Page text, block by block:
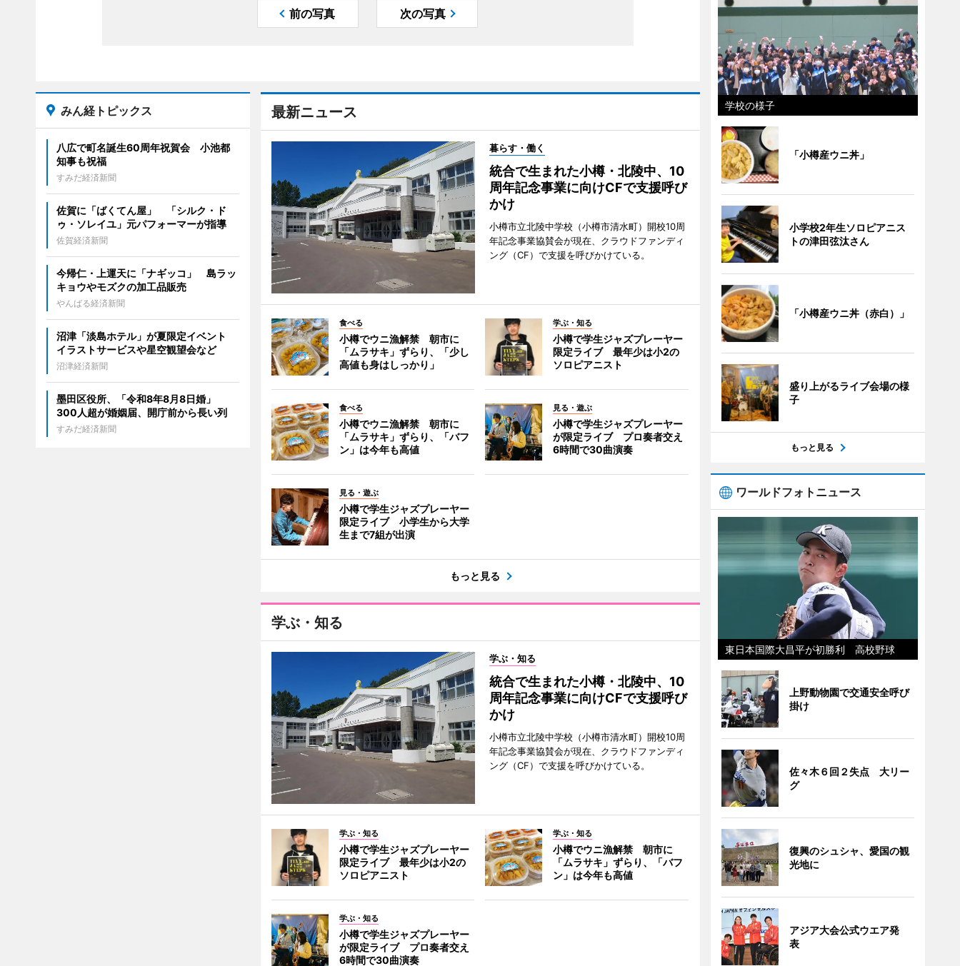
前の写真 次の写真
最新ニュース
暮らす・働く
統合で生まれた小樽・北陵中、10
周年記念事業に向けCFで支援呼び
かけ
小樽市立北陵中学校（小樽市清水町）開校10周
年記念事業協賛会が現在、クラウドファンディ
ング（CF）で支援を呼びかけている。
食べる
小樽でウニ漁解禁 朝市に
「ムラサキ」ずらり、「少し
高値も身はしっかり」
学ぶ・知る
小樽で学生ジャズプレーヤー
限定ライブ 最年少は小2の
ソロピアニスト
食べる
小樽でウニ漁解禁 朝市に
「ムラサキ」ずらり、「バフ
ン」は今年も高値
見る・遊ぶ
小樽で学生ジャズプレーヤー
が限定ライブ プロ奏者交え
6時間で30曲演奏
見る・遊ぶ
小樽で学生ジャズプレーヤー
限定ライブ 小学生から大学
生まで7組が出演
もっと見る
学ぶ・知る
学ぶ・知る
統合で生まれた小樽・北陵中、10
周年記念事業に向けCFで支援呼び
かけ
小樽市立北陵中学校（小樽市清水町）開校10周
年記念事業協賛会が現在、クラウドファンディ
ング（CF）で支援を呼びかけている。
学ぶ・知る
小樽で学生ジャズプレーヤー
限定ライブ 最年少は小2の
ソロピアニスト
学ぶ・知る
小樽でウニ漁解禁 朝市に
「ムラサキ」ずらり、「バフ
ン」は今年も高値
学ぶ・知る
小樽で学生ジャズプレーヤー
が限定ライブ プロ奏者交え
6時間で30曲演奏
みん経トピックス
八広で町名誕生60周年祝賀会 小池都
知事も祝福
すみだ経済新聞
佐賀に「ばくてん屋」 「シルク・ド
ゥ・ソレイユ」元パフォーマーが指導
佐賀経済新聞
今帰仁・上運天に「ナギッコ」 島ラッ
キョウやモズクの加工品販売
やんばる経済新聞
沼津「淡島ホテル」が夏限定イベント
イラストサービスや星空観望会など
沼津経済新聞
墨田区役所、「令和8年8月8日婚」
300人超が婚姻届、開庁前から長い列
すみだ経済新聞
学校の様子
「小樽産ウニ丼」
小学校2年生ソロピアニス
トの津田弦汰さん
「小樽産ウニ丼（赤白）」
盛り上がるライブ会場の様
子
もっと見る
ワールドフォトニュース
東日本国際大昌平が初勝利 高校野球
上野動物園で交通安全呼び
掛け
佐々木６回２失点 大リー
グ
復興のシュシャ、愛国の観
光地に
アジア大会公式ウエア発
表